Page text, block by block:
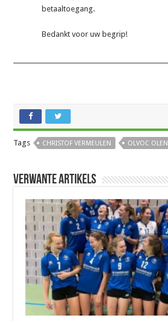
betaaltoegang.
Bedankt voor uw begrip!
Tags CHRISTOF VERMEULEN OLVOC OLEN
Verwante artikels